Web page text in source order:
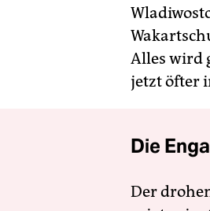
Alles wird
jetzt öfter
Die
Der